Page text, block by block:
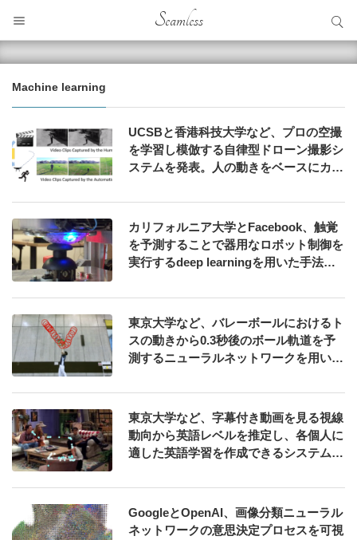
Seamless
Machine learning
UCSBと香港科技大学など、プロの空撮
を学習し模倣する自律型ドローン撮影シ
ステムを発表。人の動きをベースにカメ
影
カリフォルニア大学とFacebook、触覚
を予測することで器用なロボット制御を
実行するdeep learningを用いた手法を
東京大学など、バレーボールにおけるト
スの動きから0.3秒後のボール軌道を予
測するニューラルネットワークを用いた
東京大学など、字幕付き動画を見る視線
動向から英語レベルを推定し、各個人に
適した英語学習を作成できるシステム
GoogleとOpenAI、画像分類ニューラル
ネットワークの意思決定プロセスを可視
サイト内検索